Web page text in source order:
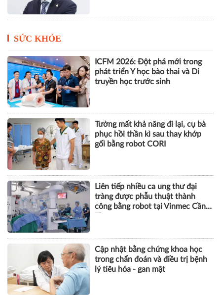
SỨC KHỎE
ICFM 2026: Đột phá mới trong
phát triển Y học bào thai và Di
truyền học trước sinh
Tưởng mất khả năng đi lại, cụ bà
phục hồi thần kì sau thay khớp
gối bằng robot CORI
Liên tiếp nhiều ca ung thư đại
tràng được phẫu thuật thành
công bằng robot tại Vinmec Cần
Cập nhật bằng chứng khoa học
trong chẩn đoán và điều trị bệnh
lý tiêu hóa - gan mật